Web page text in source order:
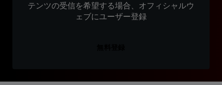
テンツの受信を希望する場合、オフィシャルウ
ェブにユーザー登録